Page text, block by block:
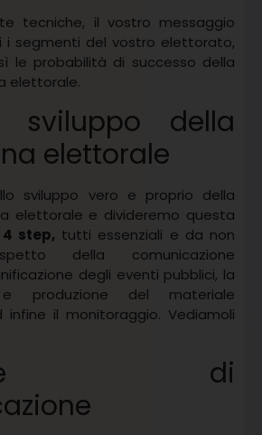
tecniche, il vostro messaggio
i segmenti del vostro elettorato,
le probabilità di successo della
elettorale.
sviluppo della
elettorale
sviluppo vero e proprio della
elettorale e divideremo questa
step, tutti essenziali e da non
della comunicazione
degli eventi pubblici, la
e produzione del materiale
infine il monitoraggio. Vediamoli
di